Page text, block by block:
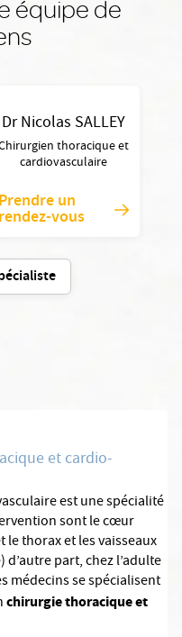
équipe de
Dr Nicolas SALLEY
thoracique et
cardiovasculaire
Prendre un
rendez-vous
et cardio-
est une spécialité
sont le cœur
thorax et les vaisseaux
part, chez l’adulte
médecins se spécialisent
chirurgie thoracique et